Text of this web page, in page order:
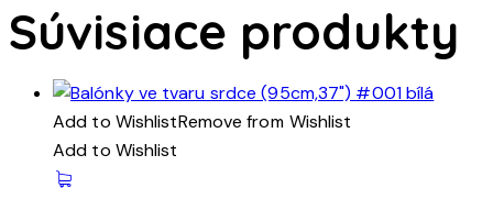
Súvisiace produkty
Add to WishlistRemove from Wishlist
Add to Wishlist